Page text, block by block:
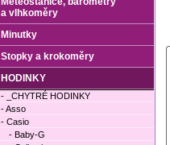
a vlhkoměry
Minutky
Stopky a krokoměry
HODINKY
- _CHYTRÉ HODINKY
- Asso
- Casio
- Baby-G